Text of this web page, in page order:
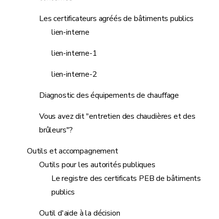
Les certificateurs agréés de bâtiments publics
lien-interne
lien-interne-1
lien-interne-2
Diagnostic des équipements de chauffage
Vous avez dit "entretien des chaudières et des
brûleurs"?
Outils et accompagnement
Outils pour les autorités publiques
Le registre des certificats PEB de bâtiments
publics
Outil d'aide à la décision